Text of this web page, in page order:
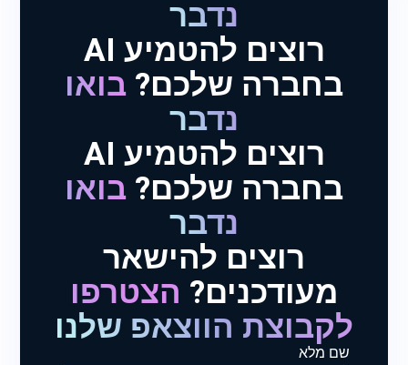
נדבר
רוצים להטמיע AI
בחברה שלכם? בואו
נדבר
רוצים להטמיע AI
בחברה שלכם? בואו
נדבר
רוצים להישאר
מעודכנים? הצטרפו
לקבוצת הווצאפ שלנו
שם מלא